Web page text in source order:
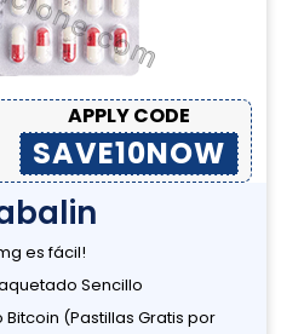
APPLY CODE
SAVE10NOW
es fácil!
Sencillo
(Pastillas Gratis por